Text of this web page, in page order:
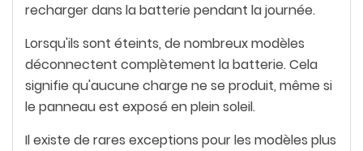
recharger dans la batterie pendant la journée.
Lorsqu'ils sont éteints, de nombreux modèles
déconnectent complètement la batterie. Cela
signifie qu'aucune charge ne se produit, même si
le panneau est exposé en plein soleil.
Il existe de rares exceptions pour les modèles plus